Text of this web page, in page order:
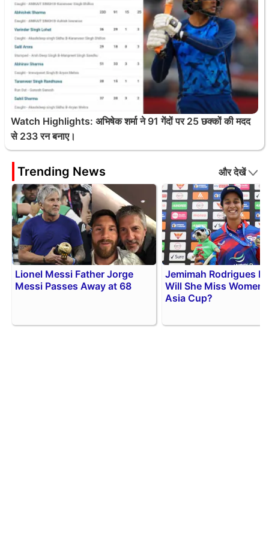
Watch Highlights: अभिषेक शर्मा ने 91 गेंदों पर 25 छक्कों की मदद
से 233 रन बनाए।
Trending News और देखें
Lionel Messi Father Jorge
Messi Passes Away at 68
Jemimah Rodrigues
Will She Miss
Asia Cup?